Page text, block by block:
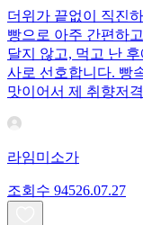
더위가 끝없이 직진
빵으로 아주 간편하
달지 않고, 먹고 난
사로 선호합니다. 빵
맛이어서 제 취향저
라임미소가
조회수 94526.07.27